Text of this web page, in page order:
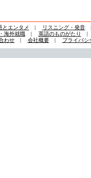
とエンタメ | リスニング・発音
海外就職| 英語のものがたり
わせ| 会社概要| プライバシ